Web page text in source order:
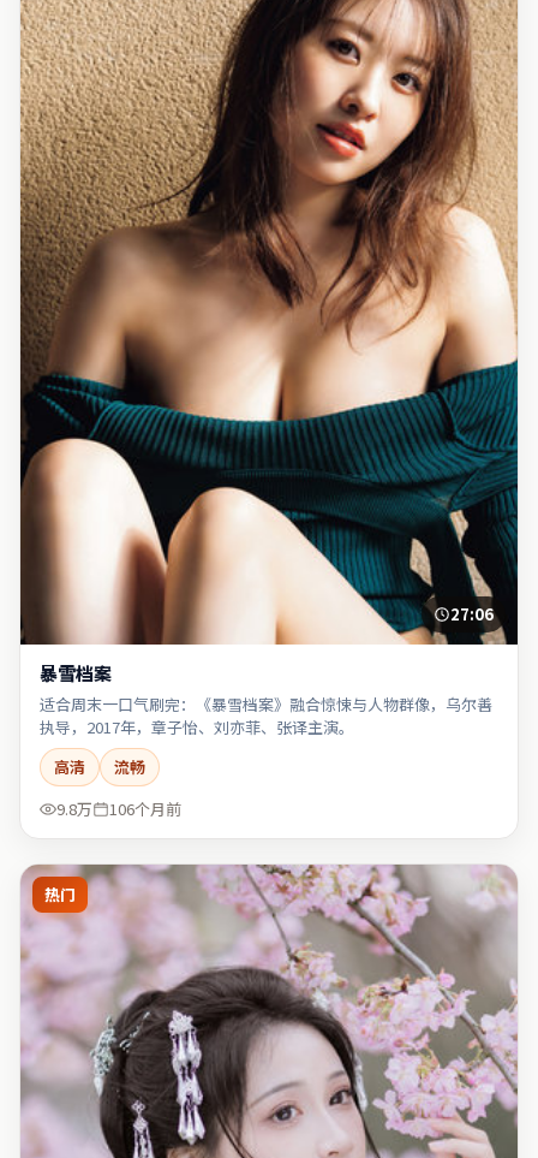
27:06
暴雪档案
适合周末一口气刷完：《暴雪档案》融合惊悚与人物群像，乌尔善
执导，2017年，章子怡、刘亦菲、张译主演。
高清
流畅
9.8万
106个月前
热门